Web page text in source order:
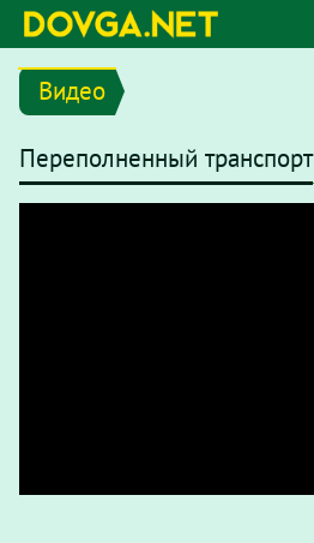
Видео
Переполненный транспорт